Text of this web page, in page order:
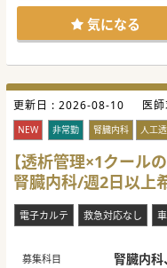
気になる
更新日 : 2026-08-10 医
NEW 非常勤 腎臓内科 人工
【透析管理×1クール
腎臓内科/週2日以上
電子カルテ 救急対応なし
募集科目 腎臓内